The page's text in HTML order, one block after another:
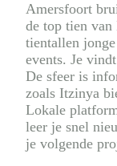
Amersfoort
de top tien van
tientallen
events. Je
De sfeer is
zoals Itzinya
Lokale
leer je snel
je volgende